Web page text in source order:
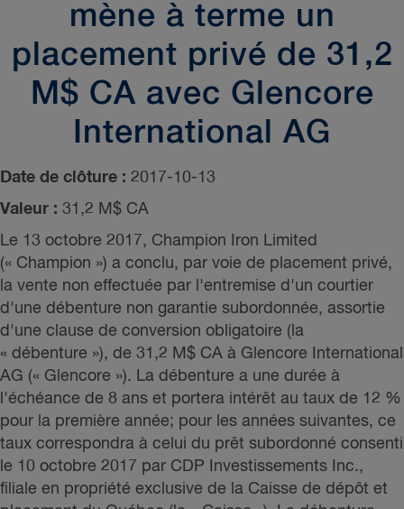
mène à terme un
placement privé de 31,2
M$ CA avec Glencore
International AG
Date de clôture : 2017-10-13
Valeur : 31,2 M$ CA
Le 13 octobre 2017, Champion Iron Limited
(« Champion ») a conclu, par voie de placement privé,
la vente non effectuée par l'entremise d'un courtier
d'une débenture non garantie subordonnée, assortie
d'une clause de conversion obligatoire (la
« débenture »), de 31,2 M$ CA à Glencore International
AG (« Glencore »). La débenture a une durée à
l'échéance de 8 ans et portera intérêt au taux de 12 %
pour la première année; pour les années suivantes, ce
taux correspondra à celui du prêt subordonné consenti
le 10 octobre 2017 par CDP Investissements Inc.,
filiale en propriété exclusive de la Caisse de dépôt et